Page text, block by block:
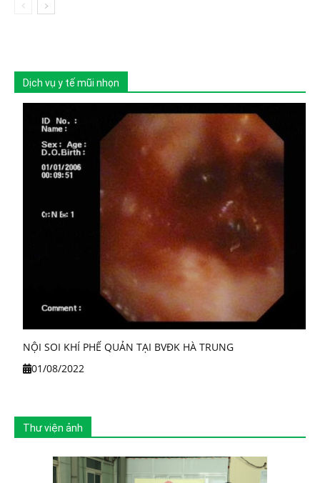
Dịch vụ y tế mũi nhọn
NỘI SOI KHÍ PHẾ QUẢN TẠI BVĐK HÀ TRUNG
01/08/2022
Thư viện ảnh